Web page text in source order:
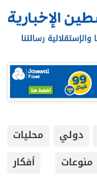
دولي
محليات
منوعات
أفكار